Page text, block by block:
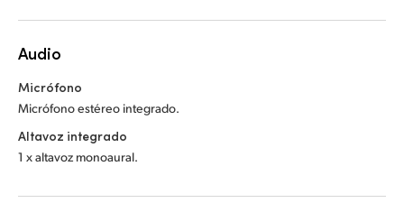
Audio
Micrófono
Micrófono estéreo integrado.
Altavoz integrado
1 x altavoz monoaural.